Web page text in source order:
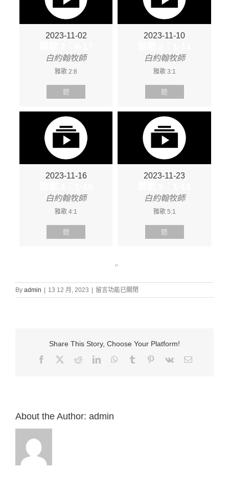
2023-11-02
白約翰牧師
雅歌 2:8
聽
2023-11-10
白約翰牧師
雅歌 3:1
聽
2023-11-16
白約翰牧師
雅歌 4:1
聽
2023-11-23
白約翰牧師
雅歌 5:1
聽
»
By admin 13 12 月, 2023
在
〈證
歌
1-
翰
留言功能已關閉
Share This Story, Choose Your Platform!
Facebook
RedditLinkedInWhatsApp
Tumblr Pinterest
Vk Email:
About the Author: admin